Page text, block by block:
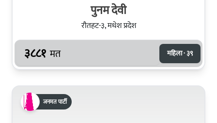
पुनम देवी
रौतहट-३, मधेश प्रदेश
३८८१ मत महिला · ३९
जनमत पार्टी